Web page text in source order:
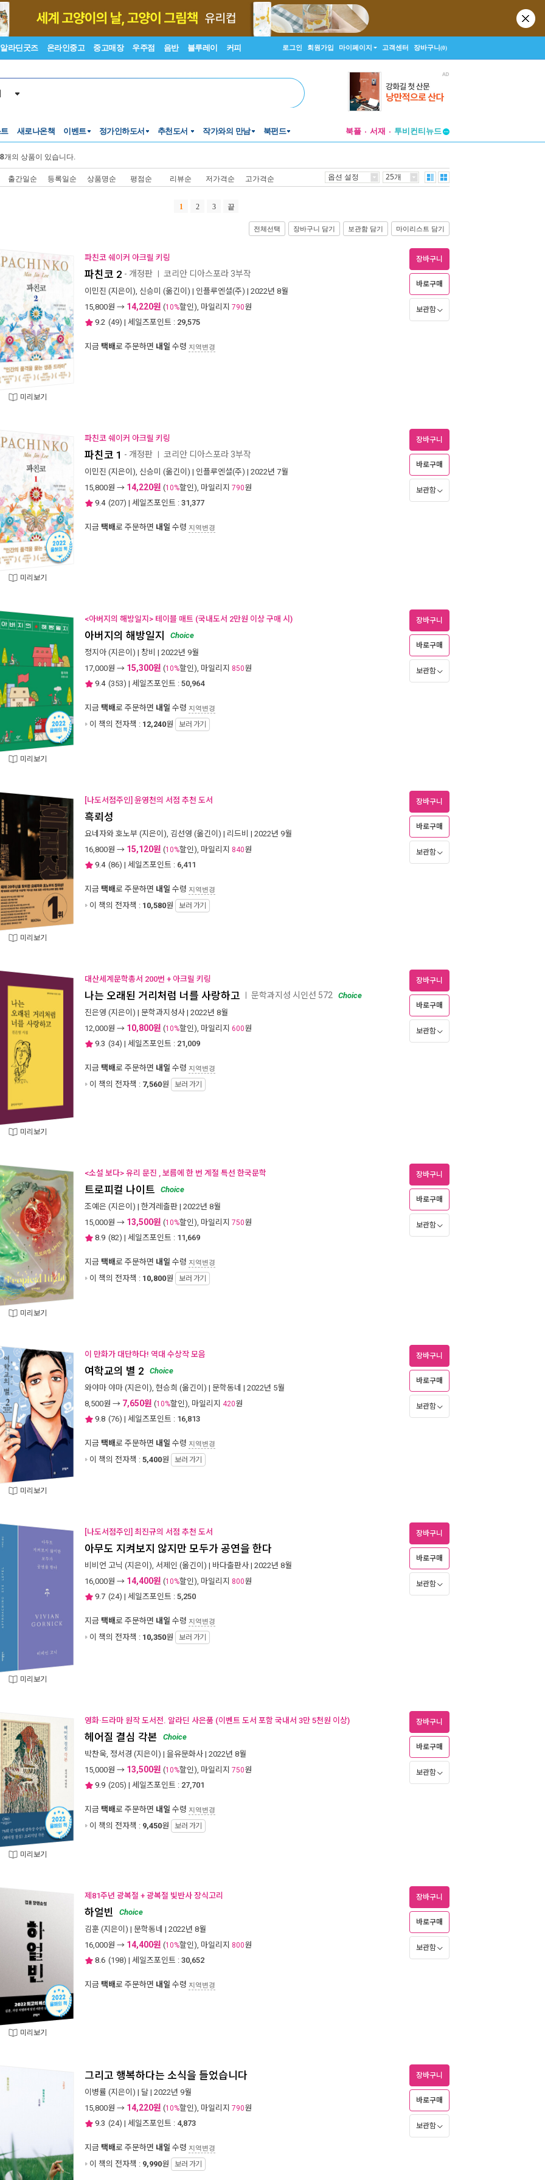
알라딘굿즈 온라인중고 중고매장 우주점 음반 블루레이 커피 로그인 회원가입 마이페이지 고객센터 장바구니(0)
새로나온책 이벤트 정가인하도서 추천도서 작가와의 만남 북펀드 북플 서재
투비컨티뉴드
창작플랫폼
개의 상품이 있습니다.
출간일순 등록일순 상품명순 평점순 리뷰순 저가격순 고가격순 옵션 설정 25개
1 2 3 끝
전체선택 장바구니 담기 보관함 담기 마이리스트 담기
미리보기
파친코 쉐이커 아크릴 키링
파친코 2 - 개정판 코리안 디아스포라 3부작
이민진 (지은이), 신승미 (옮긴이) | 인플루엔셜(주) | 2022년 8월
15,800원 → 14,220원 (10%할인), 마일리지 790원
9.2 (49) | 세일즈포인트 : 29,575
지금 택배로 주문하면 내일 수령 지역변경
장바구니
바로구매
보관함
미리보기
파친코 쉐이커 아크릴 키링
파친코 1 - 개정판 코리안 디아스포라 3부작
이민진 (지은이), 신승미 (옮긴이) | 인플루엔셜(주) | 2022년 7월
15,800원 → 14,220원 (10%할인), 마일리지 790원
9.4 (207) | 세일즈포인트 : 31,377
지금 택배로 주문하면 내일 수령 지역변경
장바구니
바로구매
보관함
미리보기
<아버지의 해방일지> 테이블 매트 (국내도서 2만원 이상 구매 시)
아버지의 해방일지
Choice
정지아 (지은이) | 창비 | 2022년 9월
17,000원 → 15,300원 (10%할인), 마일리지 850원
9.4 (353) | 세일즈포인트 : 50,964
지금 택배로 주문하면 내일 수령 지역변경
이 책의 전자책 : 12,240원 보러 가기
장바구니
바로구매
보관함
미리보기
[나도서점주인] 윤영천의 서점 추천 도서
흑뢰성
요네자와 호노부 (지은이), 김선영 (옮긴이) | 리드비 | 2022년 9월
16,800원 → 15,120원 (10%할인), 마일리지 840원
9.4 (86) | 세일즈포인트 : 6,411
지금 택배로 주문하면 내일 수령 지역변경
이 책의 전자책 : 10,580원 보러 가기
장바구니
바로구매
보관함
미리보기
대산세계문학총서 200번 + 아크릴 키링
나는 오래된 거리처럼 너를 사랑하고 문학과지성 시인선 572
Choice
진은영 (지은이) | 문학과지성사 | 2022년 8월
12,000원 → 10,800원 (10%할인), 마일리지 600원
9.3 (34) | 세일즈포인트 : 21,009
지금 택배로 주문하면 내일 수령 지역변경
이 책의 전자책 : 7,560원 보러 가기
장바구니
바로구매
보관함
미리보기
<소설 보다> 유리 문진 , 보름에 한 번 계절 특선 한국문학
트로피컬 나이트
Choice
조예은 (지은이) | 한겨레출판 | 2022년 8월
15,000원 → 13,500원 (10%할인), 마일리지 750원
8.9 (82) | 세일즈포인트 : 11,669
지금 택배로 주문하면 내일 수령 지역변경
이 책의 전자책 : 10,800원 보러 가기
장바구니
바로구매
보관함
미리보기
이 만화가 대단하다! 역대 수상작 모음
여학교의 별 2
Choice
와야마 야마 (지은이), 현승희 (옮긴이) | 문학동네 | 2022년 5월
8,500원 → 7,650원 (10%할인), 마일리지 420원
9.8 (76) | 세일즈포인트 : 16,813
지금 택배로 주문하면 내일 수령 지역변경
이 책의 전자책 : 5,400원 보러 가기
장바구니
바로구매
보관함
미리보기
[나도서점주인] 최진규의 서점 추천 도서
아무도 지켜보지 않지만 모두가 공연을 한다
비비언 고닉 (지은이), 서제인 (옮긴이) | 바다출판사 | 2022년 8월
16,000원 → 14,400원 (10%할인), 마일리지 800원
9.7 (24) | 세일즈포인트 : 5,250
지금 택배로 주문하면 내일 수령 지역변경
이 책의 전자책 : 10,350원 보러 가기
장바구니
바로구매
보관함
미리보기
영화·드라마 원작 도서전. 알라딘 사은품 (이벤트 도서 포함 국내서 3만 5천원 이상)
헤어질 결심 각본
Choice
박찬욱, 정서경 (지은이) | 을유문화사 | 2022년 8월
15,000원 → 13,500원 (10%할인), 마일리지 750원
9.9 (205) | 세일즈포인트 : 27,701
지금 택배로 주문하면 내일 수령 지역변경
이 책의 전자책 : 9,450원 보러 가기
장바구니
바로구매
보관함
미리보기
제81주년 광복절 + 광복절 빛반사 장식고리
하얼빈
Choice
김훈 (지은이) | 문학동네 | 2022년 8월
16,000원 → 14,400원 (10%할인), 마일리지 800원
8.6 (198) | 세일즈포인트 : 30,652
지금 택배로 주문하면 내일 수령 지역변경
장바구니
바로구매
보관함
그리고 행복하다는 소식을 들었습니다
이병률 (지은이) | 달 | 2022년 9월
15,800원 → 14,220원 (10%할인), 마일리지 790원
9.3 (24) | 세일즈포인트 : 4,873
지금 택배로 주문하면 내일 수령 지역변경
이 책의 전자책 : 9,990원 보러 가기
장바구니
바로구매
보관함